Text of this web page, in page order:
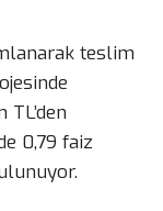
teslim
0,79 faiz